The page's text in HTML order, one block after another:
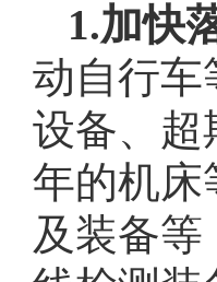
1.加快
动自行车
设备、超
年的机床
及装备